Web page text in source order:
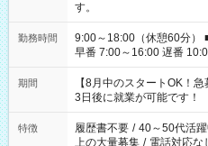
す。
勤務時間
9:00～18:00（休憩60分） ■ご希望があれば下記シフトもOK！
早番 7:00～16:00 遅番 10:00
と休みを合わせたい」 「
「できれば残業はしたく
ね。 ※Wワーク希望の方へ 今ご覧のお仕事で希望する勤務時間
と、もう1つのお仕事の勤
合は応募できません。
期間
【8月中のスタートOK！
3日後に就業が可能です！
特徴 履歴書不要 / 40～50代活
上の大量募集 / 電話対応な